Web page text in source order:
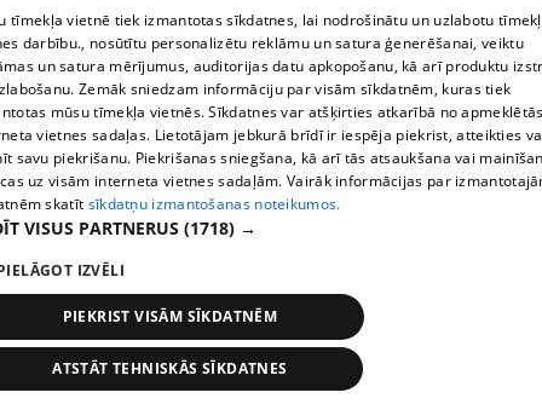
Komentāru pievienošana
TV programma
Līguma noteikumi
360 Ziņu kontakti
Helio Media
Portāla palīdzības dienests: e-pasts -
All rights reserved.
Ziņas Meklēt 1188 play
tīmekļa vietnē tiek izmantotas sīkdatnes, lai nodrošinātu un uzlabotu
darbību., nosūtītu personalizētu reklāmu un satura ģenerēšanai, veiktu
un satura mērījumus, auditorijas datu apkopošanu, kā arī produktu
Zemāk sniedzam informāciju par visām sīkdatnēm, kuras tiek
mūsu tīmekļa vietnēs. Sīkdatnes var atšķirties atkarībā no
vietnes sadaļas. Lietotājam jebkurā brīdī ir iespēja piekrist, atteikties
savu piekrišanu. Piekrišanas sniegšana, kā arī tās atsaukšana vai
uz visām interneta vietnes sadaļām. Vairāk informācijas par
skatīt sīkdatņu izmantošanas noteikumos.
VISUS PARTNERUS (1718) →
IZVĒLI
PIEKRIST VISĀM SĪKDATNĒM
ATSTĀT TEHNISKĀS SĪKDATNES